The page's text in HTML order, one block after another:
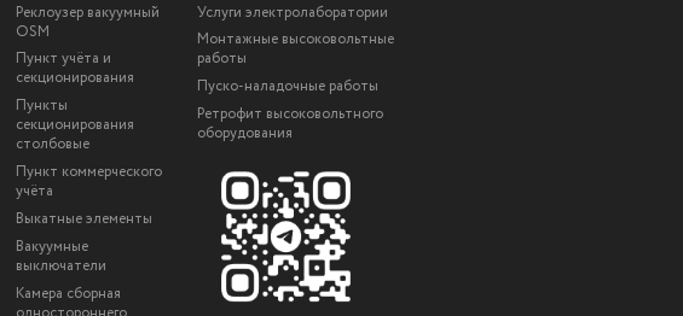
Реклоузер вакуумный
OSM
Пункт учёта и
секционирования
Пункты
секционирования
столбовые
Пункт коммерческого
учёта
Выкатные элементы
Вакуумные
выключатели
Камера сборная
Услуги электролаборатории
Монтажные высоковольтные
работы
Пуско-наладочные работы
Ретрофит высоковольтного
оборудования